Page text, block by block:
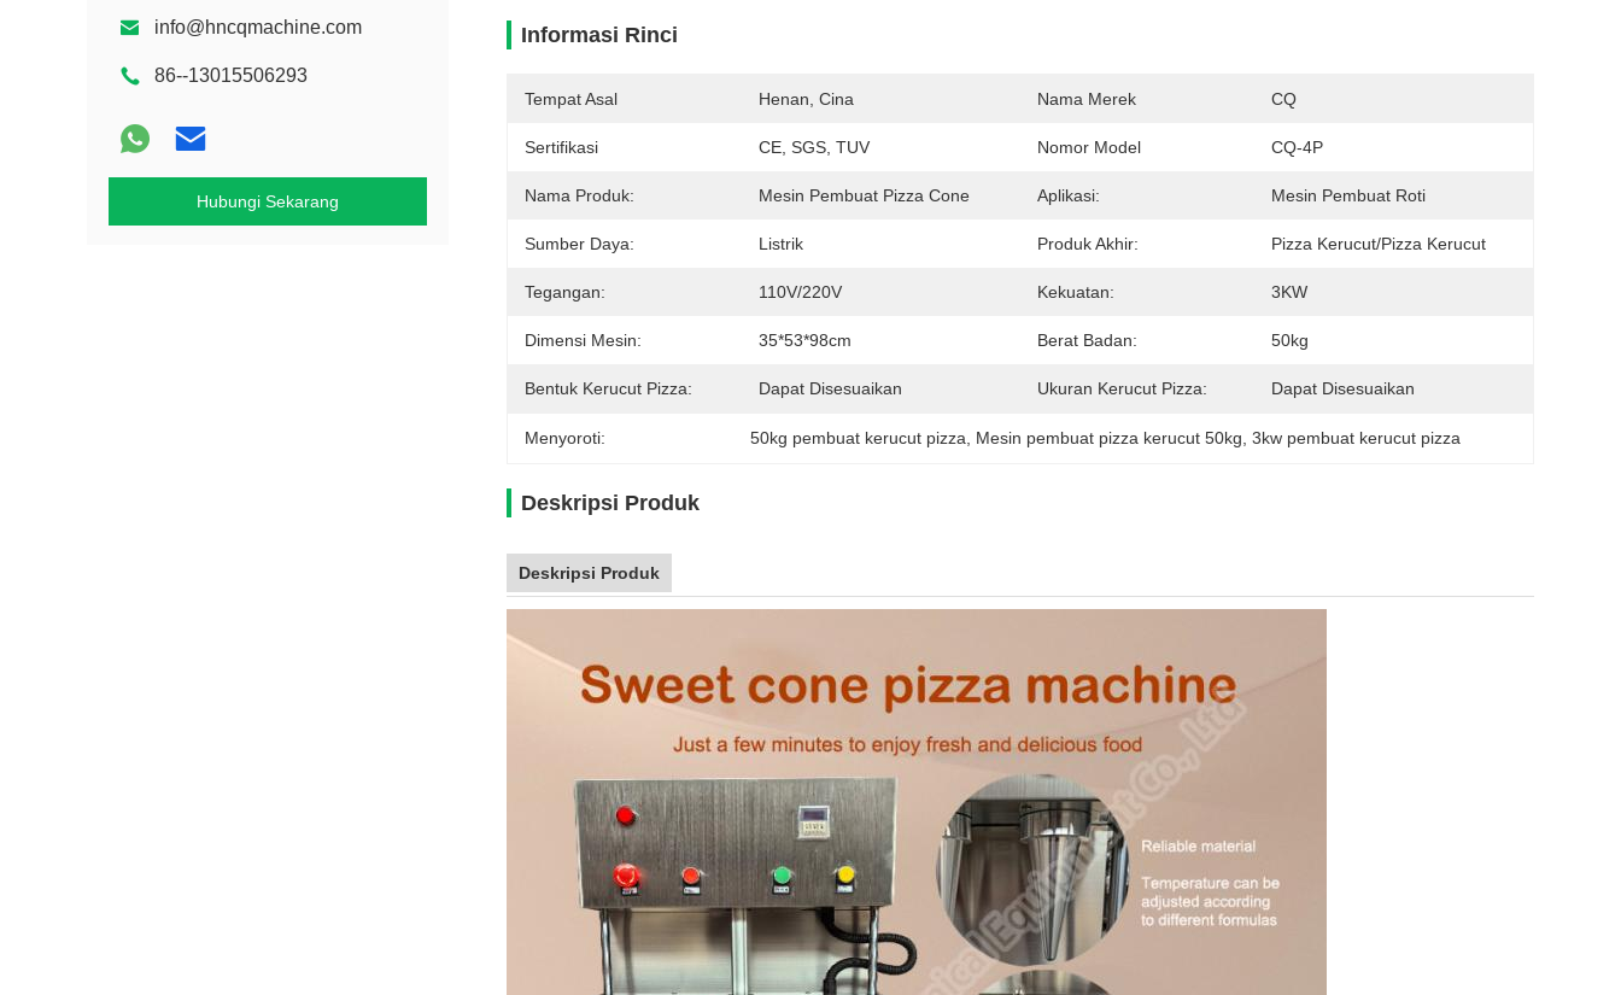
info@hncqmachine.com
86--13015506293
Hubungi Sekarang
Informasi Rinci
Tempat Asal Henan, Cina Nama Merek CQ
Sertifikasi CE, SGS, TUV Nomor Model CQ-4P
Nama Produk: Mesin Pembuat Pizza Cone Aplikasi: Mesin Pembuat Roti
Sumber Daya: Listrik Produk Akhir: Pizza Kerucut/Pizza Kerucut
Tegangan: 110V/220V Kekuatan: 3KW
Dimensi Mesin: 35*53*98cm Berat Badan: 50kg
Bentuk Kerucut Pizza: Dapat Disesuaikan Ukuran Kerucut Pizza: Dapat Disesuaikan
Menyoroti: 50kg pembuat kerucut pizza Mesin pembuat pizza kerucut 50kg , 3kw pembuat kerucut pizza
Deskripsi Produk
Deskripsi Produk